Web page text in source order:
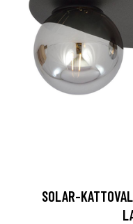
SOLAR-